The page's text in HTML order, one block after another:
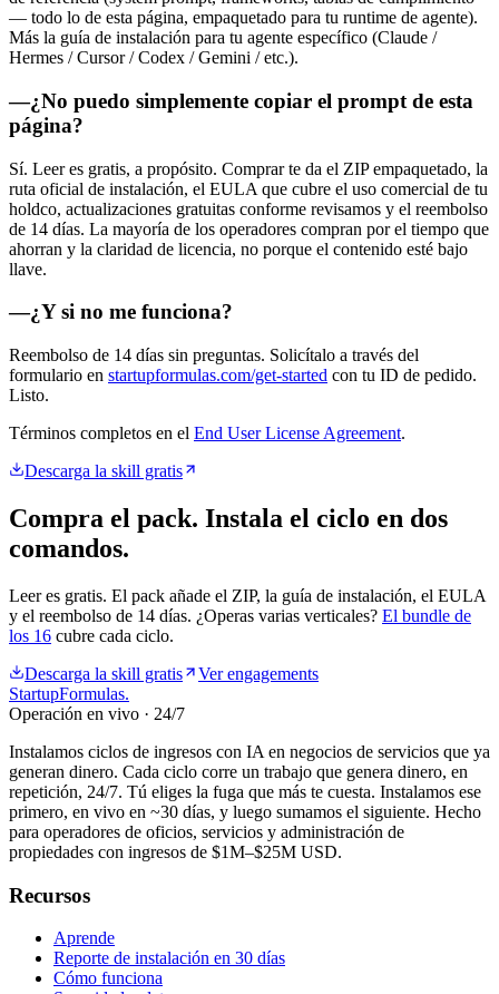
— todo lo de esta página, empaquetado para tu runtime de agente).
Más la guía de instalación para tu agente específico (Claude /
Hermes / Cursor / Codex / Gemini / etc.).
—¿No puedo simplemente copiar el prompt de esta
página?
Sí. Leer es gratis, a propósito. Comprar te da el ZIP empaquetado, la
ruta oficial de instalación, el EULA que cubre el uso comercial de tu
holdco, actualizaciones gratuitas conforme revisamos y el reembolso
de 14 días. La mayoría de los operadores compran por el tiempo que
ahorran y la claridad de licencia, no porque el contenido esté bajo
llave.
—¿Y si no me funciona?
Reembolso de 14 días sin preguntas. Solicítalo a través del
formulario en startupformulas.com/get-started con tu ID de pedido.
Listo.
Términos completos en el End User License Agreement.
Descarga la skill gratis
Compra el pack. Instala el ciclo en dos
comandos.
Leer es gratis. El pack añade el ZIP, la guía de instalación, el EULA
y el reembolso de 14 días. ¿Operas varias verticales? El bundle de
los 16 cubre cada ciclo.
Descarga la skill gratis
Ver engagements
StartupFormulas.
Operación en vivo · 24/7
Instalamos ciclos de ingresos con IA en negocios de servicios que ya
generan dinero. Cada ciclo corre un trabajo que genera dinero, en
repetición, 24/7. Tú eliges la fuga que más te cuesta. Instalamos ese
primero, en vivo en ~30 días, y luego sumamos el siguiente. Hecho
para operadores de oficios, servicios y administración de
propiedades con ingresos de $1M–$25M USD.
Recursos
Aprende
Reporte de instalación en 30 días
Cómo funciona